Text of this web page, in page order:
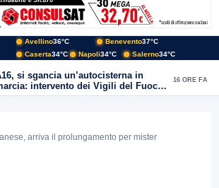
Avellino36°C Benevento37°C
Caserta34°C Napoli34°C Salerno34°C
si sgancia un’autocisterna in
intervento dei Vigili del Fuoco
Mirabella Eclano
16 ORE FA
arriva il prolungamento per mister